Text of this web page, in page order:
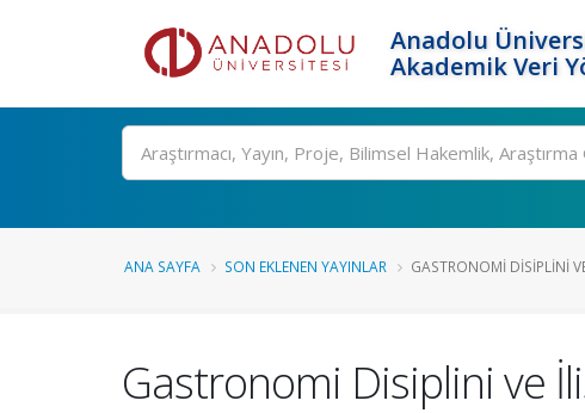
Anadolu
Akademik Veri
Ara
ANA SAYFA SON EKLENEN YAYINLAR GASTRONOMI DISIPLINI
Gastronomi Disiplini ve